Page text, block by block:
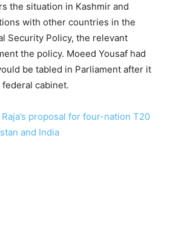
the situation in Kashmir and
with other countries in the
Security Policy, the relevant
the policy. Moeed Yousaf had
be tabled in Parliament after it
cabinet.
Raja’s proposal for four-nation T20
and India